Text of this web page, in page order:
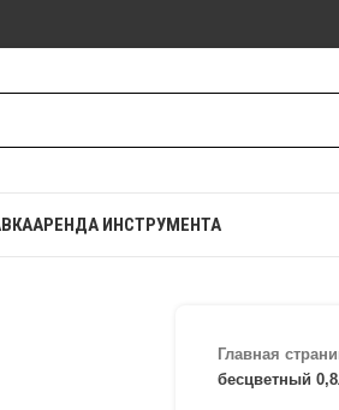
АРЕНДА ИНСТРУМЕНТА
Главная
бесцветный